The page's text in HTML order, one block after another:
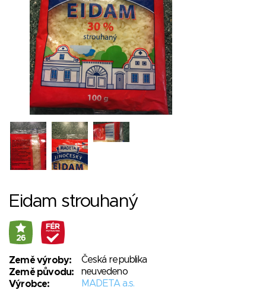
Eidam strouhaný
26
Země výroby:
Česká republika
Země původu:
neuvedeno
Výrobce:
MADETA a.s.